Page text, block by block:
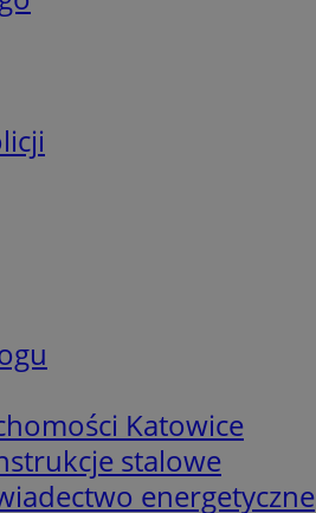
Katowice
stalowe
energetyczne